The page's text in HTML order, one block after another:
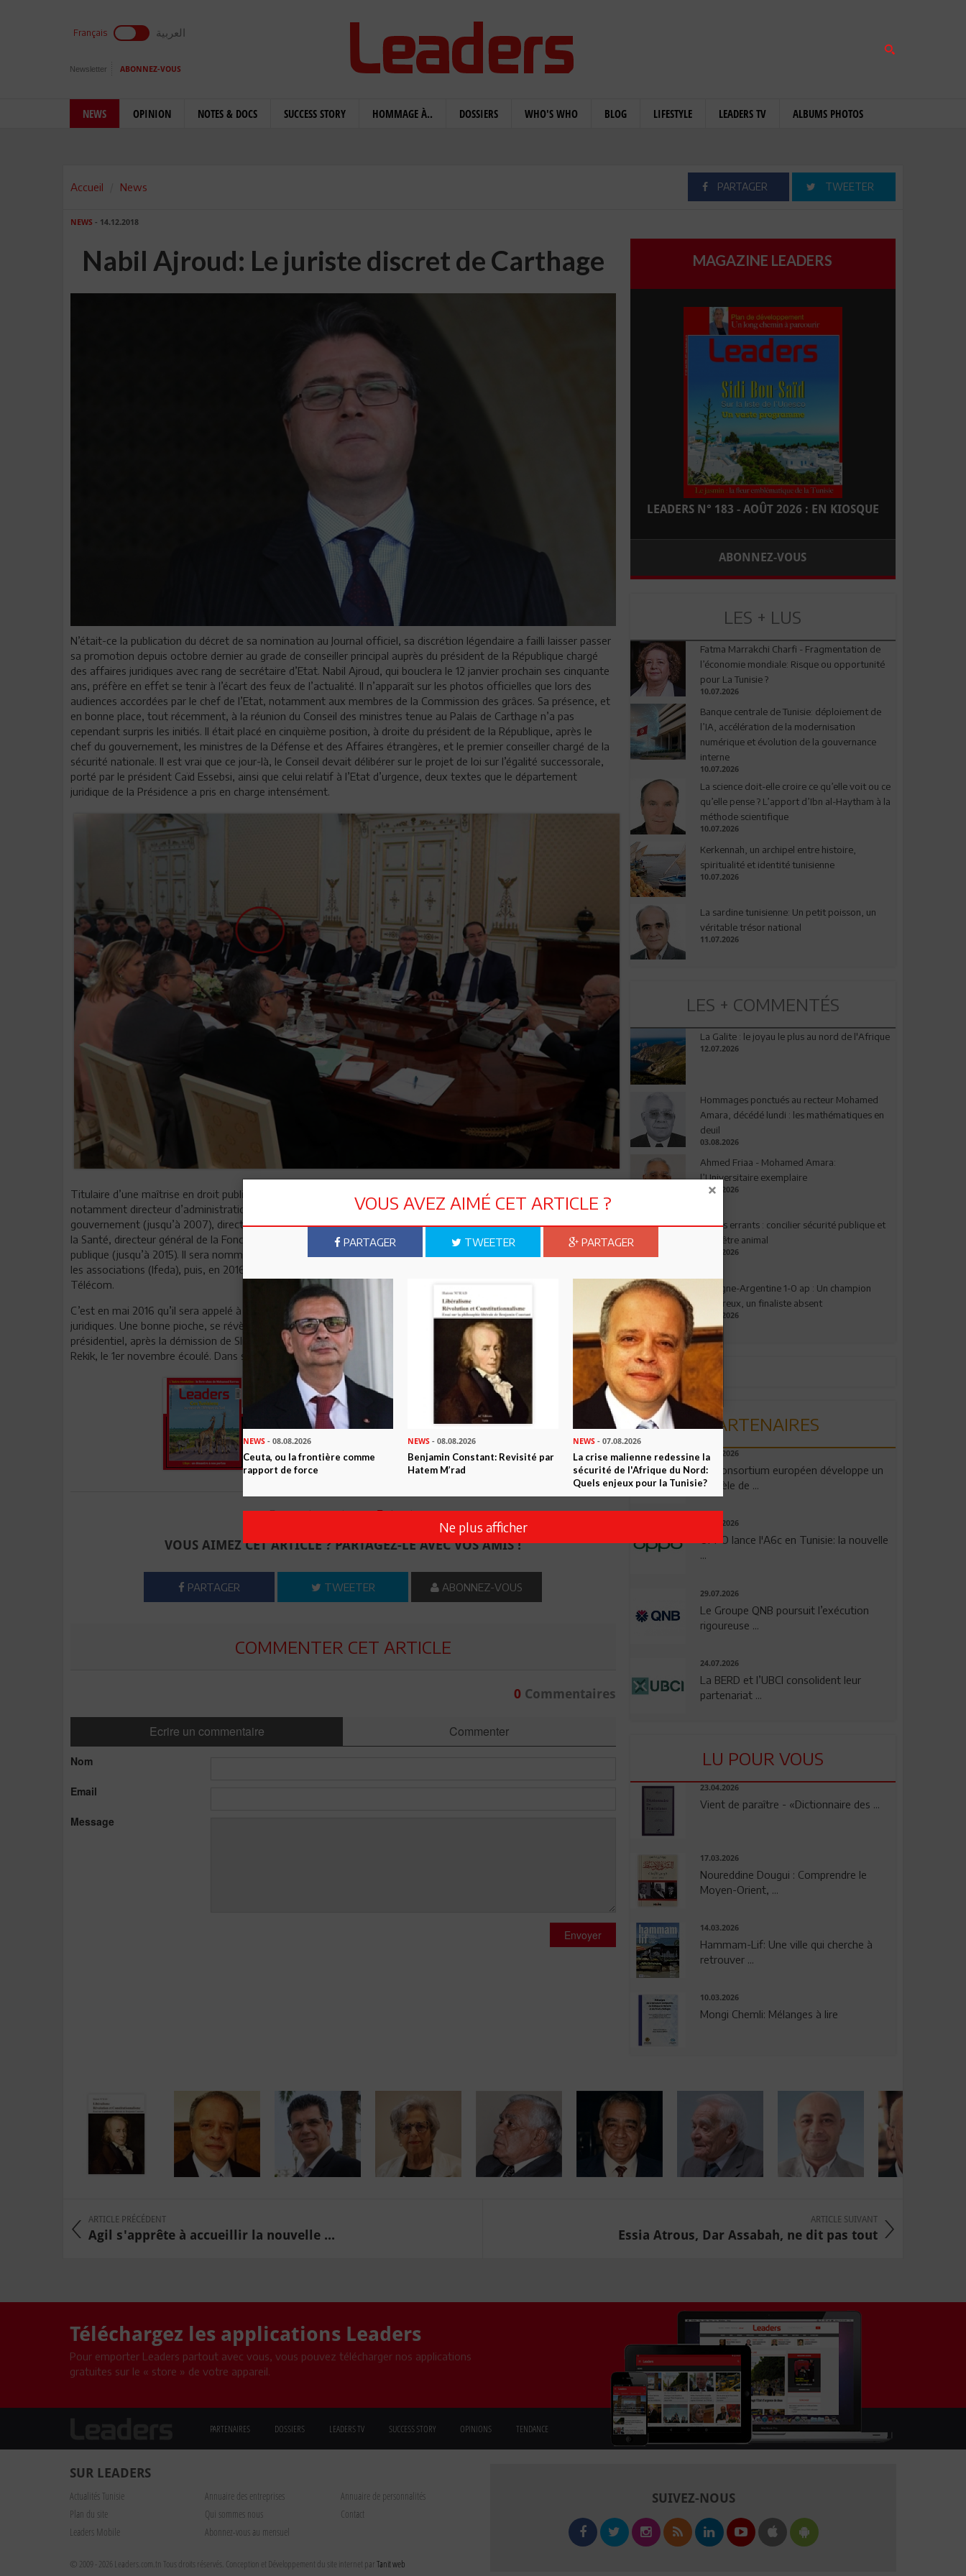
Français العربية
Newsletter ABONNEZ-VOUS
NEWS OPINION NOTES & DOCS SUCCESS STORY HOMMAGE À.. DOSSIERS WHO'S WHO BLOG LIFESTYLE LEADERS TV ALBUMS PHOTOS
Accueil News PARTAGER TWEETER
NEWS - 14.12.2018
Nabil Ajroud: Le juriste discret de Carthage
N’était-ce la publication du décret de sa nomination au Journal officiel, sa discrétion légendaire a failli laisser passer
sa promotion depuis octobre dernier au grade de conseiller principal auprès du président de la République chargé
des affaires juridiques avec rang de secrétaire d’Etat. Nabil Ajroud, qui bouclera le 12 janvier prochain ses cinquante
ans, préfère en effet se tenir à l’écart des feux de l’actualité. Il n’apparaît sur les photos officielles que lors des
audiences accordées par le chef de l’Etat, notamment aux membres de la Commission des grâces. Sa présence, et
en bonne place, tout récemment, à la réunion du Conseil des ministres tenue au Palais de Carthage n’a pas
cependant surpris les initiés. Il était placé en cinquième position, à droite du président de la République, après le
chef du gouvernement, les ministres de la Défense et des Affaires étrangères, et le premier conseiller chargé de la
sécurité nationale. Il est vrai que ce jour-là, le Conseil devait délibérer sur le projet de loi sur l’égalité successorale,
porté par le président Caïd Essebsi, ainsi que celui relatif à l’Etat d’urgence, deux textes que le département
juridique de la Présidence a pris en charge intensément.
Titulaire d’une maîtrise en droit public (1991) et du diplôme du cycle supérieur de l’ENA (1995), Nabil Ajroud a été
notamment directeur d’administration centrale aux services du conseiller juridique et de législation du
gouvernement (jusqu’à 2007), directeur général de l’unité des études juridiques et du contentieux au ministère de
la Santé, directeur général de la Fonction publique (2010-2012) et président du Comité général de la Fonction
publique (jusqu’à 2015). Il sera nommé en 2015 directeur général du Centre de formation et de documentation sur
les associations (Ifeda), puis, en 2016, directeur central des ressources humaines à Tunisie
Télécom.
C’est en mai 2016 qu’il sera appelé à rejoindre le cabinet présidentiel, en qualité de conseiller chargé des affaires
juridiques. Une bonne pioche, se révèlera-t-il. C’est d’ailleurs lui qui assurera l’intérim du directeur du cabinet
présidentiel, après la démission de Slim Azzabi, le 9 octobre dernier, jusqu’à l’entrée en fonction de Salma Elloumi
Rekik, le 1er novembre écoulé. Dans sa coutumière efficacité discrète.
Envoyer à un ami Imprimer
VOUS AIMEZ CET ARTICLE ? PARTAGEZ-LE AVEC VOS AMIS !
PARTAGER TWEETER ABONNEZ-VOUS
COMMENTER CET ARTICLE
0Commentaires
Ecrire un commentaire Commenter
Nom
Email
Message
Envoyer
MAGAZINE LEADERS
LEADERS N° 183 - AOÛT 2026 : EN KIOSQUE
ABONNEZ-VOUS
LES + LUS
Fatma Marrakchi Charfi - Fragmentation de
l’économie mondiale: Risque ou opportunité
pour La Tunisie ?
10.07.2026
Banque centrale de Tunisie: déploiement de
l’IA, accélération de la modernisation
numérique et évolution de la gouvernance
interne
10.07.2026
La science doit-elle croire ce qu’elle voit ou ce
qu’elle pense ? L’apport d’Ibn al-Haytham à la
méthode scientifique
10.07.2026
Kerkennah, un archipel entre histoire,
spiritualité et identité tunisienne
10.07.2026
La sardine tunisienne: Un petit poisson, un
véritable trésor national
11.07.2026
LES + COMMENTÉS
La Galite : le joyau le plus au nord de l'Afrique
12.07.2026
Hommages ponctués au recteur Mohamed
Amara, décédé lundi : les mathématiques en
deuil
03.08.2026
Ahmed Friaa - Mohamed Amara:
l’Universitaire exemplaire
04.08.2026
Chiens errants : concilier sécurité publique et
bien-être animal
17.07.2026
Espagne-Argentine 1-0 ap : Un champion
valeureux, un finaliste absent
19.07.2026
PARTENAIRES
06.08.2026
Un consortium européen développe un
modèle de ...
04.08.2026
OPPO lance l'A6c en Tunisie: la nouvelle
...
29.07.2026
Le Groupe QNB poursuit l’exécution
rigoureuse ...
24.07.2026
La BERD et l’UBCI consolident leur
partenariat ...
LU POUR VOUS
23.04.2026
Vient de paraître - «Dictionnaire des ...
17.03.2026
Noureddine Dougui : Comprendre le
Moyen-Orient, ...
14.03.2026
Hammam-Lif: Une ville qui cherche à
retrouver ...
10.03.2026
Mongi Chemli: Mélanges à lire
ARTICLE PRÉCÉDENT
Agil s'apprête à accueillir la nouvelle ...
ARTICLE SUIVANT
Essia Atrous, Dar Assabah, ne dit pas tout
Téléchargez les applications Leaders
Pour emporter Leaders partout avec vous, vous pouvez télécharger nos applications
gratuites sur le « store » de votre appareil.
PARTENAIRES DOSSIERS LEADERS TV SUCCESS STORY OPINIONS TENDANCE
SUR LEADERS
Actualités Tunisie Annuaire des entreprises
Annuaire de personnalités
Plan du site
Qui sommes nous
Contact
Leaders Mobile
Abonnez-vous au mensuel
© 2009 - 2026 Leaders.com.tn Tous droits réservés. Conception et Développement du site internet parTanit web
SUIVEZ-NOUS
VOUS AVEZ AIMÉ CET ARTICLE ?
PARTAGER TWEETER PARTAGER
NEWS - 08.08.2026
Ceuta, ou la frontière comme
rapport de force
NEWS - 08.08.2026
Benjamin Constant: Revisité par
Hatem M’rad
NEWS- 07.08.2026
La crise malienne redessine la
sécurité de l'Afrique du Nord:
Quels enjeux pour la Tunisie?
Ne plus afficher